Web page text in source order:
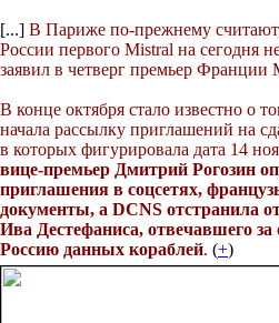
[...] В Париже по-прежнему считают,
России первого Mistral на сегодня
заявил в четверг премьер Франции
В конце октября стало известно о
начала рассылку приглашений на
в которых фигурировала дата 14
вице-премьер Дмитрий Рогозин
приглашения в соцсетях,
документы, а DCNS отстранила
Ива Дестефаниса, отвечавшего
Россию данных кораблей. (+)